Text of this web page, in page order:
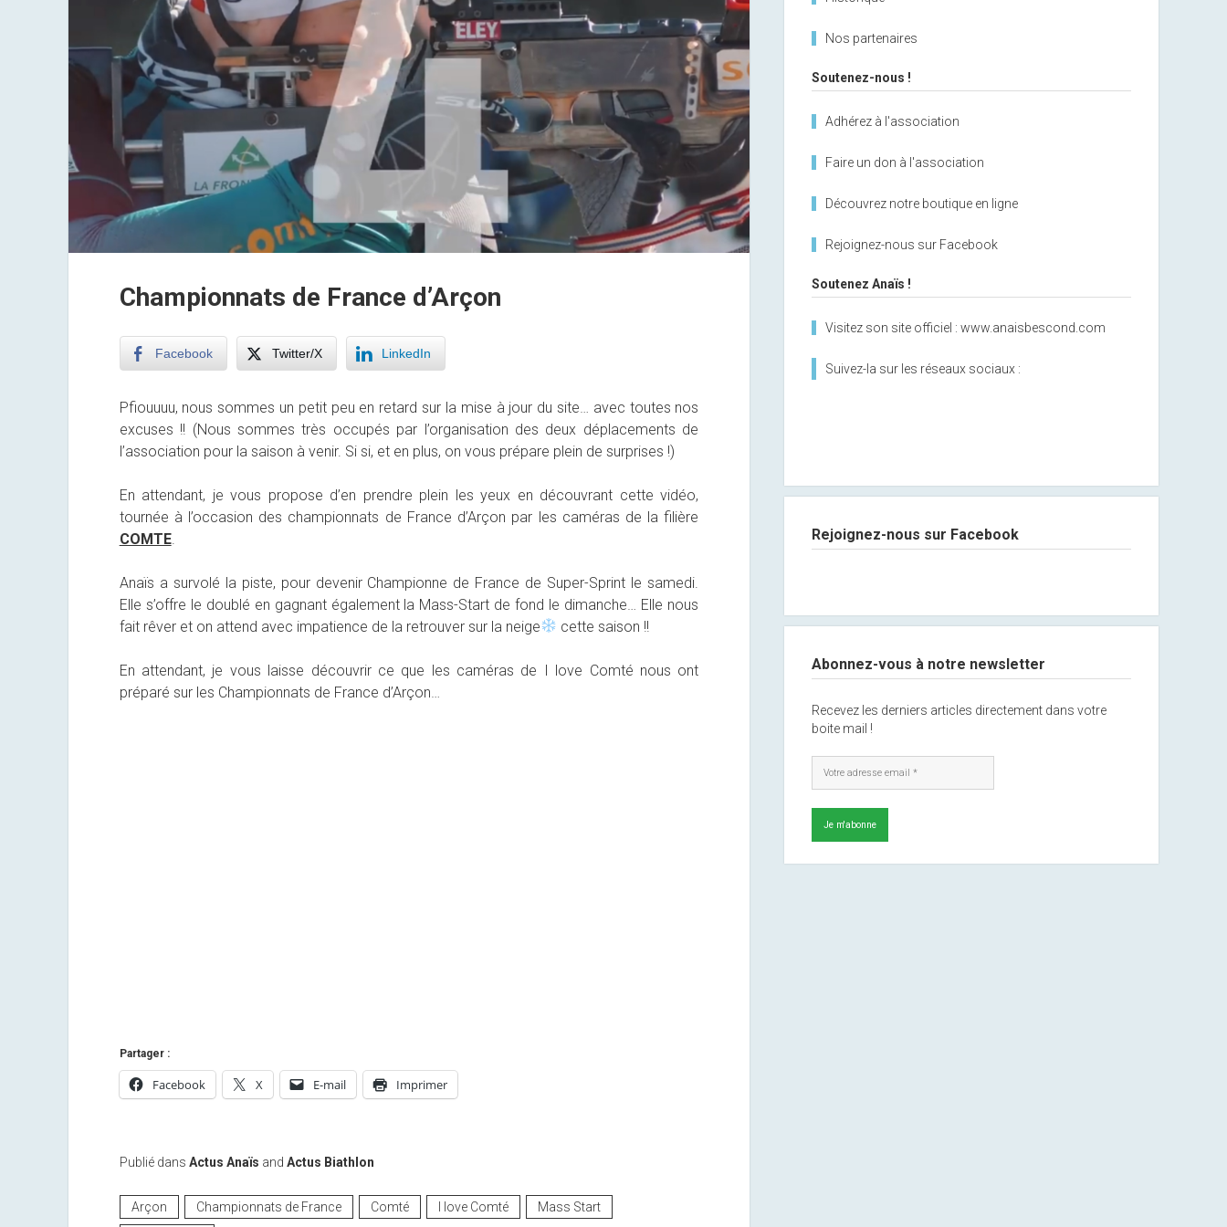
Championnats de France d’Arçon
Facebook Twitter/X LinkedIn
Pfiouuuu, nous sommes un petit peu en retard sur la mise à jour du site… avec toutes nos
excuses !! (Nous sommes très occupés par l’organisation des deux déplacements de
l’association pour la saison à venir. Si si, et en plus, on vous prépare plein de surprises !)
En attendant, je vous propose d’en prendre plein les yeux en découvrant cette vidéo,
tournée à l’occasion des championnats de France d’Arçon par les caméras de la filière
COMTE.
Anaïs a survolé la piste, pour devenir Championne de France de Super-Sprint le samedi.
Elle s’offre le doublé en gagnant également la Mass-Start de fond le dimanche… Elle nous
fait rêver et on attend avec impatience de la retrouver sur la neige
cette saison !!
En attendant, je vous laisse découvrir ce que les caméras de I love Comté nous ont
préparé sur les Championnats de France d’Arçon…
Partager :
Facebook X E-mail Imprimer
Publié dans Actus Anaïs and Actus Biathlon
Arçon Championnats de France Comté I love Comté Mass Start
Nos partenaires
Soutenez-nous !
Adhérez à l'association
Faire un don à l'association
Découvrez notre boutique en ligne
Rejoignez-nous sur Facebook
Soutenez Anaïs !
Visitez son site officiel : www.anaisbescond.com
Suivez-la sur les réseaux sociaux :
Rejoignez-nous sur Facebook
Abonnez-vous à notre newsletter
Recevez les derniers articles directement dans votre
boite mail !